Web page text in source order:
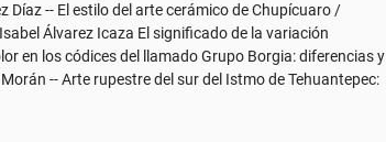
-- El estilo del arte cerámico de Chupícuaro /
Álvarez Icaza El significado de la variación
en los códices del llamado Grupo Borgia: diferencias y
-- Arte rupestre del sur del Istmo de Tehuantepec: